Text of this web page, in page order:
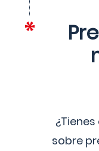
sobre